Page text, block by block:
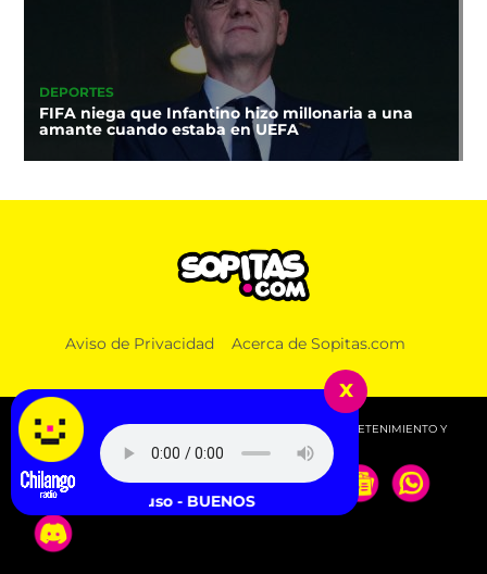
DEPORTES
FIFA niega que Infantino hizo millonaria a una
amante cuando estaba en UEFA
Aviso de Privacidad Acerca de Sopitas.com
© 2026 SOPITAS.COM - MÚSICA, NOTICIAS, DEPORTES, ENTRETENIMIENTO Y
MÁS!.
x
Nathy Peluso - BUENOS AIRES